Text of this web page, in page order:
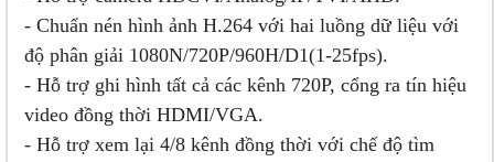
- Chuẩn nén hình ảnh H.264 với hai luồng dữ liệu với
độ phân giải 1080N/720P/960H/D1(1-25fps).
- Hỗ trợ ghi hình tất cả các kênh 720P, cổng ra tín hiệu
video đồng thời HDMI/VGA.
- Hỗ trợ xem lại 4/8 kênh đồng thời với chế độ tìm